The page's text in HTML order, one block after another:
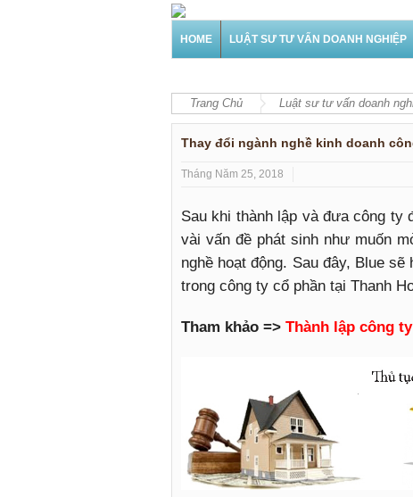
HOME LUẬT SƯ TƯ VẤN DOANH NGHIỆP
Trang Chủ Luật sư tư vấn doanh
Thay đổi ngành nghề kinh doanh
Tháng Năm 25, 2018
Sau khi thành lập và đưa công ty
vài vấn đề phát sinh như muốn
nghề hoạt động. Sau đây, Blue
trong công ty cổ phần tại Thanh
Tham khảo => Thành lập công